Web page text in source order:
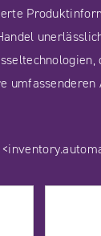
umfassenderen